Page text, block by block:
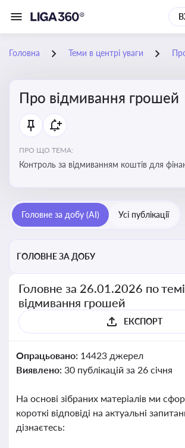
Головна Теми в центрі уваги
Про відмивання грошей
ПРО ЩО ТЕМА:
Контроль за відмиванням коштів для
сплати податків. Вбудовування AML у
Головне за добу (AI) Усі публікації
ГОЛОВНЕ ЗА ДОБУ
Головне за 26.01.2026 по
відмивання грошей
ЕКСПОРТ
Опрацьовано: 14423 джерел
Виявлено: 30 публікацій за 26 січня
На основі зібраних матеріалів ми
короткі відповіді на актуальні
дізнаєтесь: